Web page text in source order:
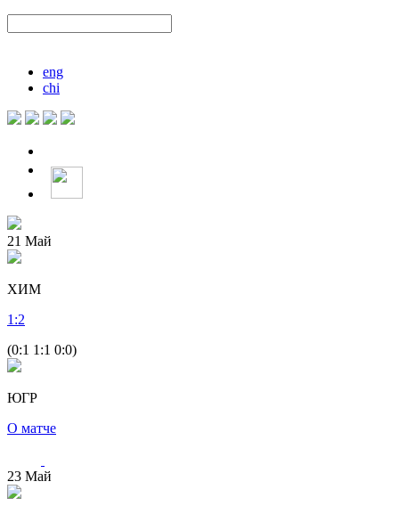
eng
chi
21 Май
ХИМ
1 :2
(0:1 1:1 0:0)
ЮГР
О матче
23 Май